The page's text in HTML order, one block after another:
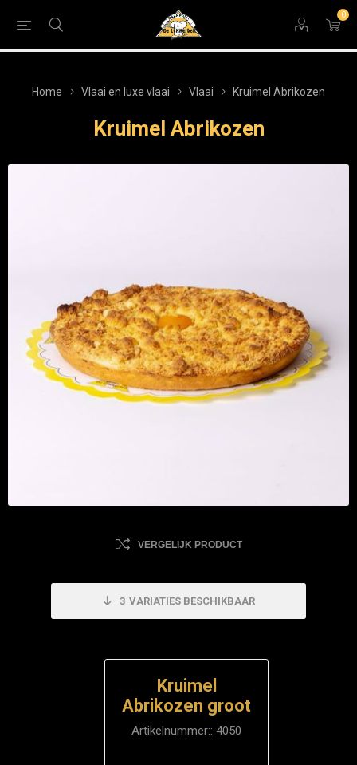
0
Home Vlaai en luxe vlaai Vlaai Kruimel Abrikozen
Kruimel Abrikozen
VERGELIJK PRODUCT
3 VARIATIES BESCHIKBAAR
Kruimel
Abrikozen groot
Artikelnummer:: 4050